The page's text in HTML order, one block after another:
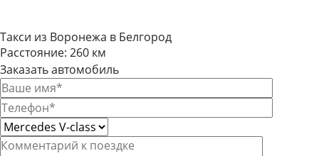
Такси из Воронежа в Белгород
Расстояние: 260 км
Заказать автомобиль